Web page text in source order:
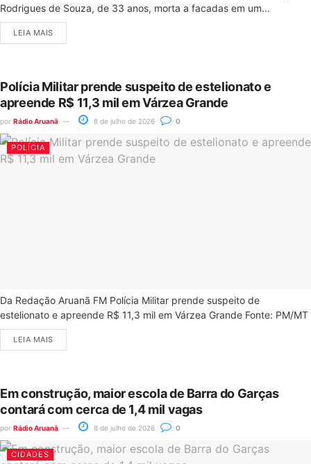
Rodrigues de Souza, de 33 anos, morta a facadas em um...
LEIA MAIS
Polícia Militar prende suspeito de estelionato e
apreende R$ 11,3 mil em Várzea Grande
por Rádio Aruanã 8 de julho de 2026 0
POLÍCIA
Da Redação Aruanã FM Polícia Militar prende suspeito de
estelionato e apreende R$ 11,3 mil em Várzea Grande Fonte: PM/MT
LEIA MAIS
Em construção, maior escola de Barra do Garças
contará com cerca de 1,4 mil vagas
por Rádio Aruanã 8 de julho de 2026 0
CIDADES